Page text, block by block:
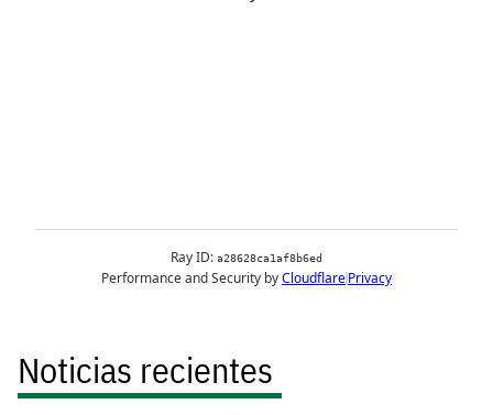
Noticias recientes